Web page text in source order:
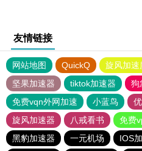
友情链接
网站地图 QuickQ 旋风加速
坚果加速器
tiktok加速器
狗
免费vqn外网加速
小蓝鸟
旋风加速器
八戒看书
免费
黑豹加速器
一元机场 IOS